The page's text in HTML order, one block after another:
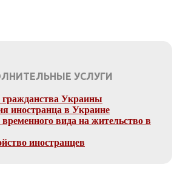
УСЛУГИ
гражданства Украины
иностранца в Украине
вида на жительство в
иностранцев